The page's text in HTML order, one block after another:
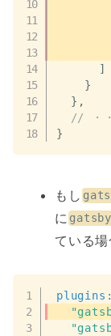
]
}
} ,
// ・
}
もし
に
ている
plugins :